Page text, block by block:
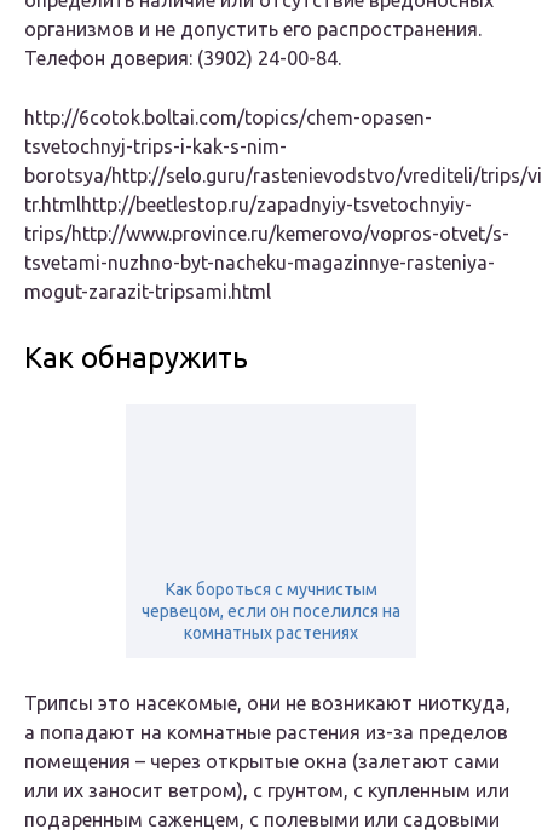
организмов и не допустить его распространения.
Телефон доверия: (3902) 24-00-84.
http://6cotok.boltai.com/topics/chem-opasen-
tsvetochnyj-trips-i-kak-s-nim-
borotsya/http://selo.guru/rastenievodstvo/vrediteli/trips/
tr.htmlhttp://beetlestop.ru/zapadnyiy-tsvetochnyiy-
trips/http://www.province.ru/kemerovo/vopros-otvet/s-
tsvetami-nuzhno-byt-nacheku-magazinnye-rasteniya-
mogut-zarazit-tripsami.html
Как обнаружить
Как бороться с мучнистым
червецом, если он поселился на
комнатных растениях
Трипсы это насекомые, они не возникают ниоткуда,
а попадают на комнатные растения из-за пределов
помещения – через открытые окна (залетают сами
или их заносит ветром), с грунтом, с купленным или
подаренным саженцем, с полевыми или садовыми